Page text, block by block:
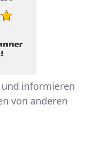
und informieren
von anderen